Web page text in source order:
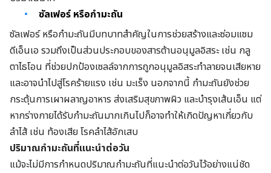
ซัลเฟอร์ หรือกำมะถัน
ซัลเฟอร์ หรือกำมะถันมีบทบาทสำคัญในการช่วยสร้างและซ่อมแซม
ดีเอ็นเอ รวมถึงเป็นส่วนประกอบของสารต้านอนุมูลอิสระ เช่น กลู
ตาไธโอน ที่ช่วยปกป้องเซลล์จากการถูกอนุมูลอิสระทำลายจนเสียหาย
และอาจนำไปสู่โรคร้ายแรง เช่น มะเร็ง นอกจากนี้ กำมะถันยังช่วย
กระตุ้นการเผาผลาญอาหาร ส่งเสริมสุขภาพผิว และบำรุงเส้นเอ็น แต่
หากร่างกายได้รับกำมะถันมากเกินไปก็อาจทำให้เกิดปัญหาเกี่ยวกับ
ลำไส้ เช่น ท้องเสีย โรคลำไส้อักเสบ
ปริมาณกำมะถันที่แนะนำต่อวัน
แม้จะไม่มีการกำหนดปริมาณกำมะถันที่แนะนำต่อวันไว้อย่างแน่ชัด